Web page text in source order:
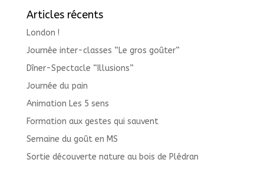
Articles récents
London !
Journée inter-classes “Le gros goûter”
Dîner-Spectacle “Illusions”
Journée du pain
Animation Les 5 sens
Formation aux gestes qui sauvent
Semaine du goût en MS
Sortie découverte nature au bois de Plédran